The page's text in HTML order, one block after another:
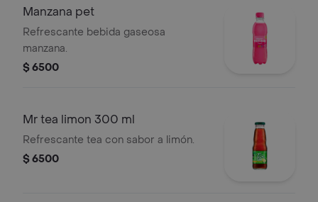
Manzana pet
Refrescante bebida gaseosa
manzana.
$ 6500
Mr tea limon 300 ml
Refrescante tea con sabor a limón.
$ 6500